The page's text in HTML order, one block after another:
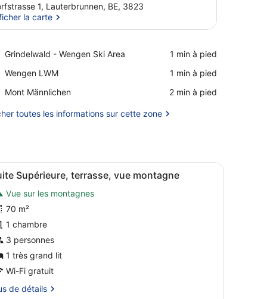
1, Lauterbrunnen, BE, 3823
la carte
Grindelwald - Wengen Ski Area
Place,
-
Ski
‪1 min à pied‬
Wengen LWM
Place,
LWM
‪1 min à pied‬
Mont Männlichen
Place,
Männlichen
‪2 min à pied‬
toutes les informations sur cette zone
bureau
lit, un bureau avec une chaise, une télévision et une fenêtre
:
Un salon moderne avec un canapé noir,
6 Supérieure, terrasse, vue montagne
Vue sur les montagnes
70 m²
1 chambre
3 personnes
1 très grand lit
Wi-Fi gratuit
de détails